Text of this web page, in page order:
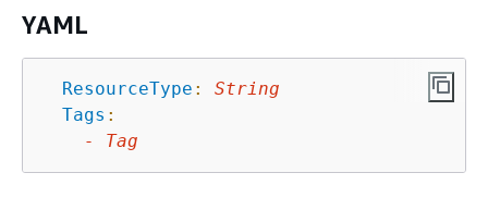
YAML
ResourceType :
String
Tags :
-
Tag